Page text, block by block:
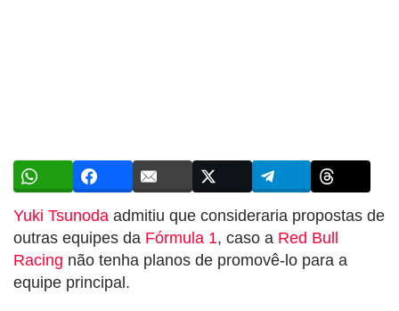
Yuki Tsunoda admitiu que consideraria propostas de
outras equipes da Fórmula 1, caso a Red Bull
Racing não tenha planos de promovê-lo para a
equipe principal.